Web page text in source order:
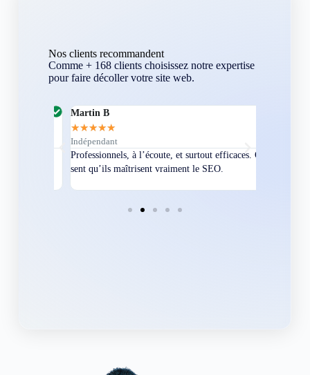
Nos clients recommandent
Comme + 168 clients choisissez notre expertise
pour faire décoller votre site web.
Martin B
★★★★
Indépendant
Professionnels, à l’écoute, et surtout efficaces. On
sent qu’ils maîtrisent vraiment le SEO.